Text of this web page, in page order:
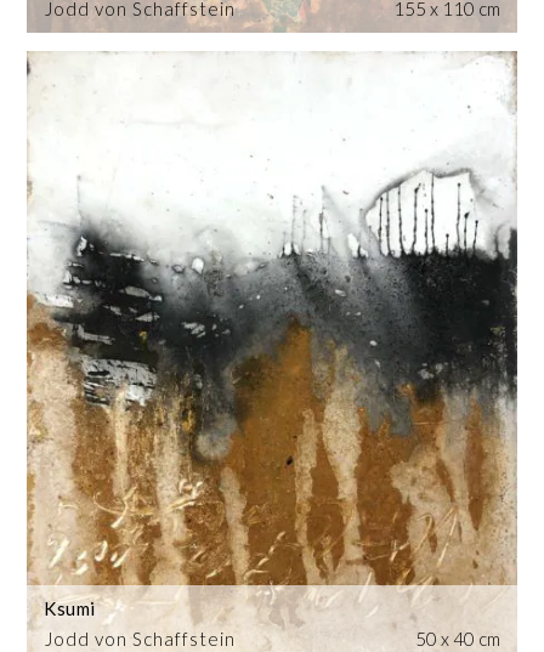
Jodd von Schaffstein 155 x 110 cm
Jodd von Schaffstein
Ksumi
50 x 40 cm